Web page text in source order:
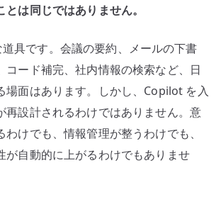
は同じではありません。
具です。会議の要約、メールの下書
コード補完、社内情報の検索など、日
場面はあります。しかし、Copilot を入
再設計されるわけではありません。意
けでも、情報管理が整うわけでも、
が自動的に上がるわけでもありませ